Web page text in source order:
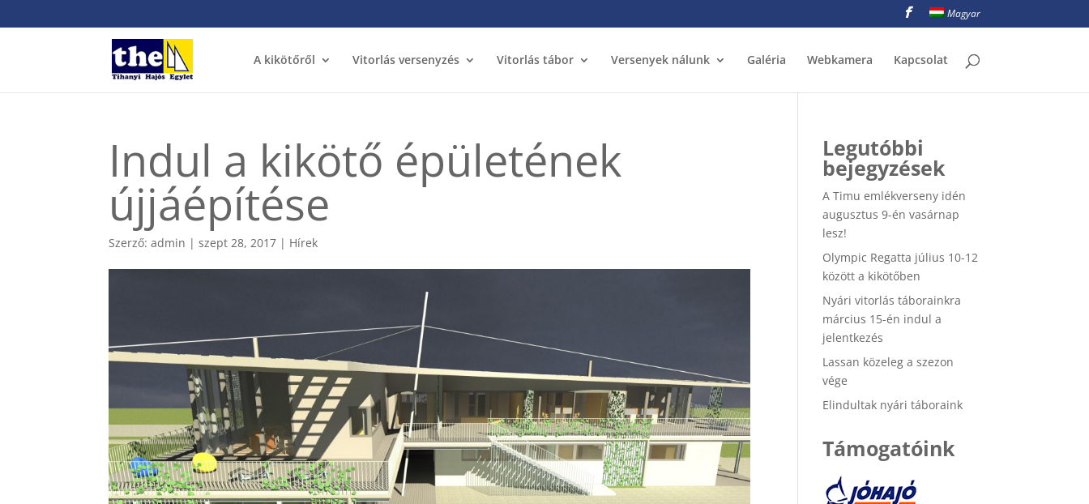
Magyar
A kikötőről Vitorlás versenyzés Vitorlás tábor Versenyek nálunk Galéria Webkamera Kapcsolat
Indul a kikötő épületének
újjáépítése
Szerző:admin |szept 28, 2017 | Hírek
Legutóbbi
bejegyzések
A Timu emlékverseny idén
augusztus 9-én vasárnap
lesz!
Olympic Regatta július 10-12
között a kikötőben
Nyári vitorlás táborainkra
március 15-én indul a
jelentkezés
Lassan közeleg a szezon
vége
Elindultak nyári táboraink
Támogatóink